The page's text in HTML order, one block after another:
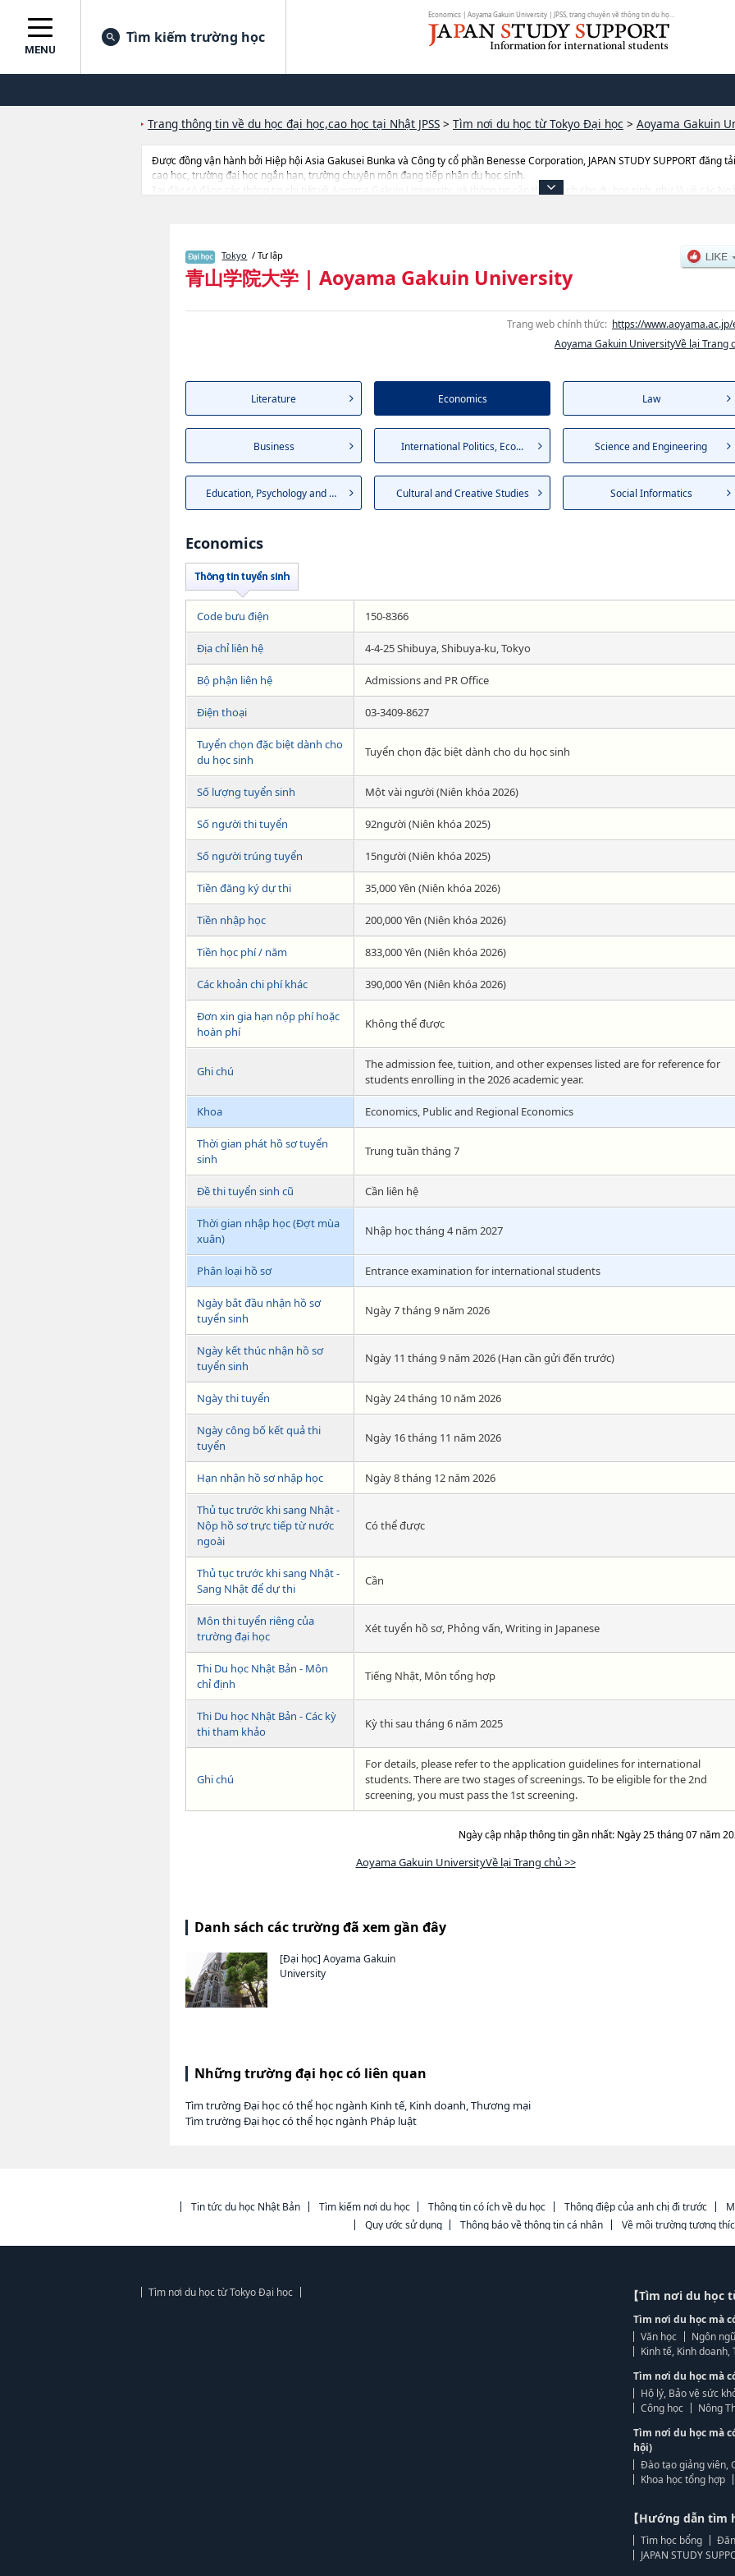
MENU
Tìm kiếm trường học
Trang thông tin về du học đại học,cao học tại Nhật JPSS > Tìm nơi du học từ Tokyo Đại học > Aoyama Gakuin
Được đồng vận hành bởi Hiệp hội Asia Gakusei Bunka và Công ty cổ phần Benesse Corporation, JAPAN STUDY SUPPORT đăng
cao học, trường đại học ngắn hạn, trường chuyên môn đang tiếp nhận du học sinh.
Tại đây có đăng các thông tin chi tiết về Aoyama Gakuin University, và thông tin cần thiết dành cho du học sinh, như là về các
Tokyo / Tư lập
青山学院大学 | Aoyama Gakuin University
Trang web chính thức: https://
Aoyama Gakuin UniversityVề lại Trang
Literature Economics Law
Business International Politics, Eco... Science and Engineering
Education, Psychology and H... Cultural and Creative Studies Social Informatics
Economics
Code bưu điện 150-8366
Địa chỉ liên hệ 4-4-25 Shibuya, Shibuya-ku, Tokyo
Bộ phận liên hệ Admissions and PR Office
Điện thoại 03-3409-8627
Tuyển chọn đặc biệt dành cho
du học sinh
Tuyển chọn đặc biệt dành cho du học sinh
Số lượng tuyển sinh Một vài người (Niên khóa 2026)
Số người thi tuyển 92người (Niên khóa 2025)
Số người trúng tuyển 15người (Niên khóa 2025)
Tiền đăng ký dự thi 35,000 Yên (Niên khóa 2026)
Tiền nhập học 200,000 Yên (Niên khóa 2026)
Tiền học phí / năm 833,000 Yên (Niên khóa 2026)
Các khoản chi phí khác 390,000 Yên (Niên khóa 2026)
Đơn xin gia hạn nộp phí hoặc
hoàn phí
Không thể được
Ghi chú
The admission fee, tuition, and other expenses listed are for reference for
students enrolling in the 2026 academic year.
Khoa Economics, Public and Regional Economics
Thời gian phát hồ sơ tuyển
sinh
Trung tuần tháng 7
Đề thi tuyển sinh cũ Cần liên hệ
Thời gian nhập học (Đợt mùa
xuân)
Nhập học tháng 4 năm 2027
Phân loại hồ sơ Entrance examination for international students
Ngày bắt đầu nhận hồ sơ
tuyển sinh
Ngày 7 tháng 9 năm 2026
Ngày kết thúc nhận hồ sơ
tuyển sinh
Ngày 11 tháng 9 năm 2026 (Hạn cần gửi đến trước)
Ngày thi tuyển Ngày 24 tháng 10 năm 2026
Ngày công bố kết quả thi
tuyển
Ngày 16 tháng 11 năm 2026
Hạn nhận hồ sơ nhập học Ngày 8 tháng 12 năm 2026
Thủ tục trước khi sang Nhật -
Nộp hồ sơ trực tiếp từ nước
ngoài
Có thể được
Thủ tục trước khi sang Nhật -
Sang Nhật để dự thi
Cần
Môn thi tuyển riêng của
trường đại học
Xét tuyển hồ sơ, Phỏng vấn, Writing in Japanese
Thi Du học Nhật Bản - Môn
chỉ định
Tiếng Nhật, Môn tổng hợp
Thi Du học Nhật Bản - Các kỳ
thi tham khảo
Kỳ thi sau tháng 6 năm 2025
Ghi chú
For details, please refer to the application guidelines for international
students. There are two stages of screenings. To be eligible for the 2nd
screening, you must pass the 1st screening.
Ngày cập nhập thông tin gần nhất: Ngày 25 tháng 07 năm
Aoyama Gakuin UniversityVề lại Trang chủ >>
Danh sách các trường đã xem gần đây
[Đại học] Aoyama Gakuin
University
Những trường đại học có liên quan
Tìm trường Đại học có thể học ngành Kinh tế, Kinh doanh, Thương mại
Tìm trường Đại học có thể học ngành Pháp luật
Tin tức du học Nhật Bản Tìm kiếm nơi du học Thông tin có ích về du học Thông điệp của anh chị đi trước
Quy ước sử dụng
Thông báo về thông tin cá nhân Về môi trường tương
Tìm nơi du học từ Tokyo Đại học 【Tìm nơi du học
Tìm nơi du học mà
Văn học
Ngôn
Kinh tế, Kinh
Tìm nơi du học mà
Hộ lý, Bảo vệ sức
Công học
Nông
Tìm nơi du học mà
hội)
Đào tạo giảng viên,
Khoa học tổng hợp
【Hướng dẫn tìm
Tìm học bổng
JAPAN STUDY